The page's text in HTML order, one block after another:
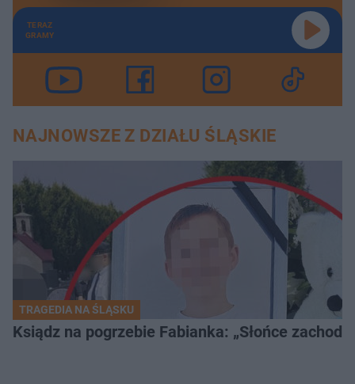
TERAZ
GRAMY
NAJNOWSZE Z DZIAŁU ŚLĄSKIE
TRAGEDIA NA ŚLĄSKU
Ksiądz na pogrzebie Fabianka: „Słońce